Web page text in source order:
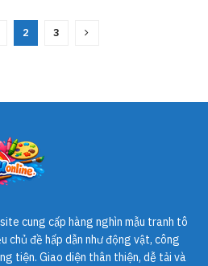
2 3
cung cấp hàng nghìn mẫu tranh tô
chủ đề hấp dẫn như động vật, công
tiện. Giao diện thân thiện, dễ tải và